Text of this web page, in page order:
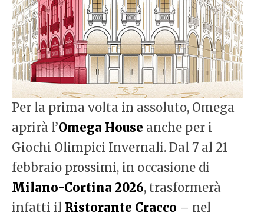
Per la prima volta in assoluto, Omega
aprirà l’Omega House anche per i
Giochi Olimpici Invernali. Dal 7 al 21
febbraio prossimi, in occasione di
Milano-Cortina 2026, trasformerà
infatti il Ristorante Cracco – nel